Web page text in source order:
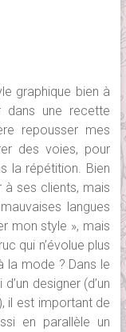
graphique bien à
une recette
repousser mes
des voies, pour
la répétition. Bien
à ses clients, mais
langues
mon style », mais
qui n’évolue plus
la mode ? Dans le
designer (d’un
il est important de
en parallèle un